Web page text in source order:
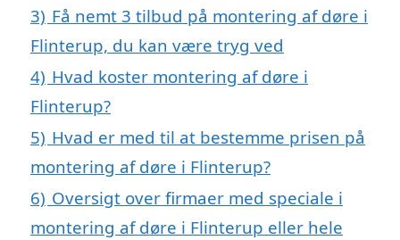
3) Få nemt 3 tilbud på montering af døre i
Flinterup, du kan være tryg ved
4) Hvad koster montering af døre i
Flinterup?
5) Hvad er med til at bestemme prisen på
montering af døre i Flinterup?
6) Oversigt over firmaer med speciale i
montering af døre i Flinterup eller hele